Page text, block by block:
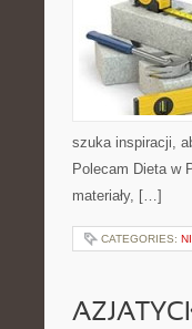
szuka inspiracji,
Polecam Dieta w
materiały, […]
CATEGORIES: